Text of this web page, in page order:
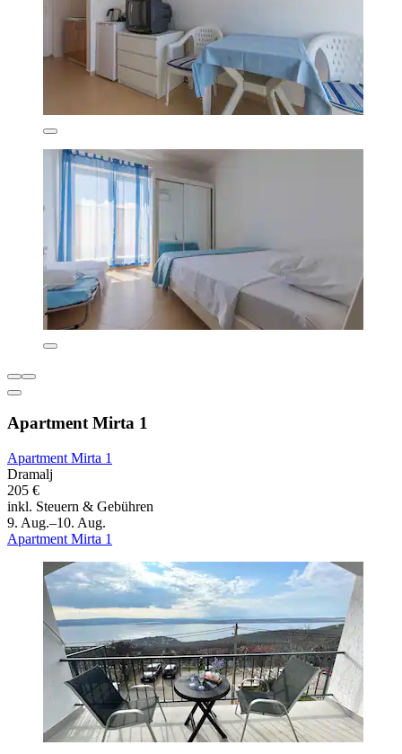
Apartment Mirta 1
Apartment Mirta 1
Dramalj
205 €
inkl. Steuern & Gebühren
9. Aug.–10. Aug.
Apartment Mirta 1